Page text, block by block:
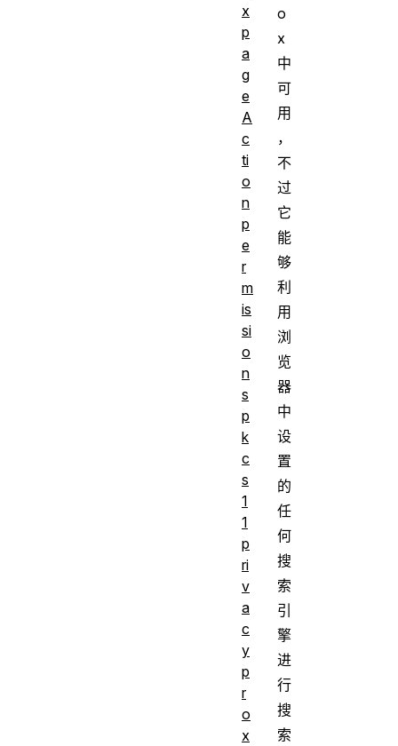
o
x
中
可
用
，
不
过
它
能
够
利
用
浏
览
器
中
设
置
的
任
何
搜
索
引
擎
进
行
搜
索
x
p
a
g
e
A
c
ti
o
n
p
e
r
m
is
si
o
n
s
p
k
c
s
1
1
p
ri
v
a
c
y
p
r
o
x